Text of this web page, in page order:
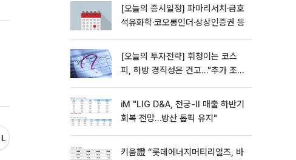
[오늘의 증시일정] 파마리서치·금호
석유화학·코오롱인더·상상인증권 등
[오늘의 투자전략] 휘청이는 코스
피, 하방 경직성은 견고…"추가 조정
iM "LIG D&A, 천궁-II 매출 하반기
회복 전망…방산 톱픽 유지"
키움證 “롯데에너지머티리얼즈, 바